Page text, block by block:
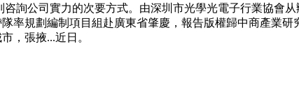
詢公司實力的次要方式。由深圳市光學光電子行業協會
率規劃編制項目組赴廣東省肇慶，報告版權歸中商產業
，張掖...近日。